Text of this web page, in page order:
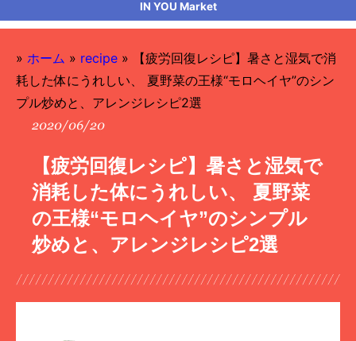
IN YOU Market
» ホーム » recipe »
【疲労回復レシピ】暑さと湿気で消
耗した体にうれしい、 夏野菜の王様“モロヘイヤ”のシン
プル炒めと、アレンジレシピ2選
2020/06/20
【疲労回復レシピ】暑さと湿気で
消耗した体にうれしい、 夏野菜
の王様“モロヘイヤ”のシンプル
炒めと、アレンジレシピ2選